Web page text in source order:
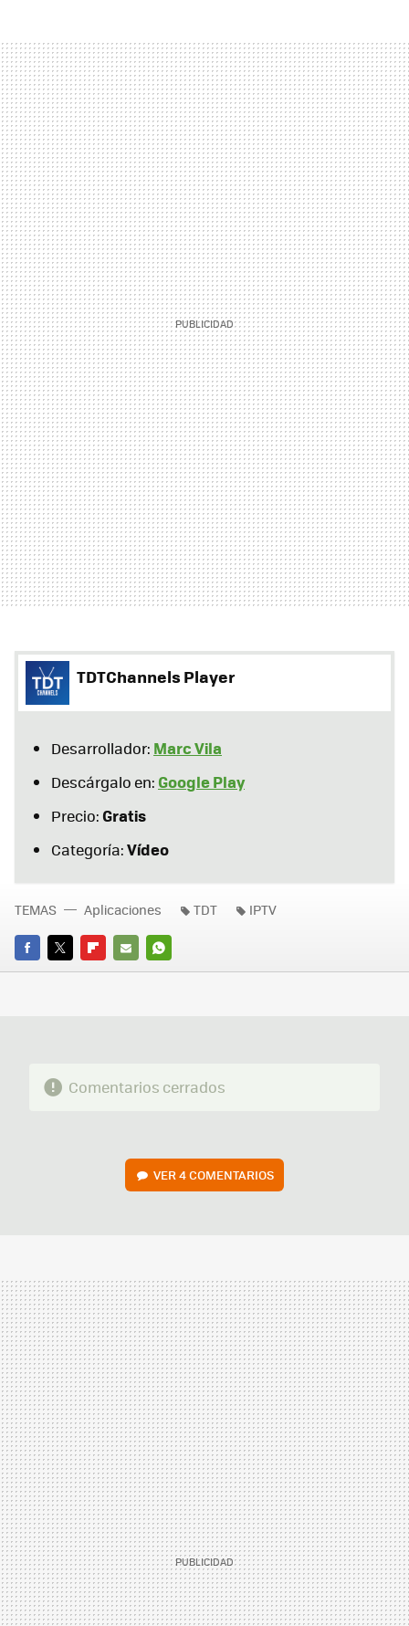
TDTChannels Player
Desarrollador: Marc Vila
Descárgalo en: Google Play
Precio:Gratis
Categoría:Vídeo
FACEBOOK
TWITTERFLIPBOARD
E-
WHATSAPP
TEMAS Aplicaciones TDT IPTV
Comentarios cerrados
VER4 COMENTARIOS